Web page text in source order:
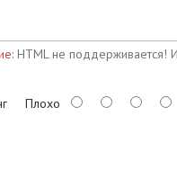
HTML не поддерживается!
Плохо